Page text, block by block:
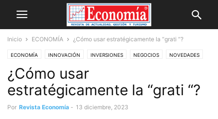
Inicio ECONOMÍA ¿Cómo usar estratégicamente la “grati “?
ECONOMÍA INNOVACIÓN INVERSIONES NEGOCIOS NOVEDADES
OPINIÓN
¿Cómo usar
estratégicamente la “grati “?
Por Revista Economía - 13 diciembre, 2023